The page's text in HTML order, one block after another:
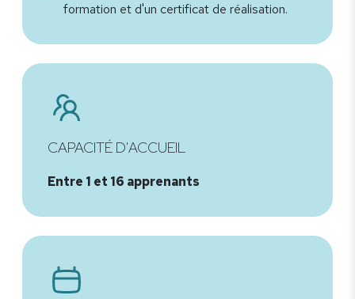
formation et d'un certificat de réalisation.
CAPACITÉ D'ACCUEIL
Entre 1 et 16 apprenants